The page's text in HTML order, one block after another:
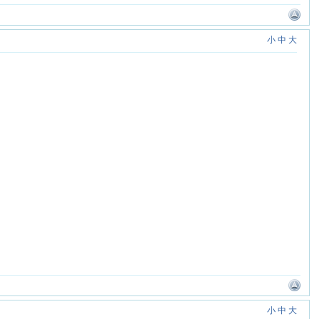
小 中 大
小 中 大